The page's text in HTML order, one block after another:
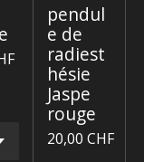
pendul
e de
radiest
hésie
Jaspe
rouge
20,00 CHF